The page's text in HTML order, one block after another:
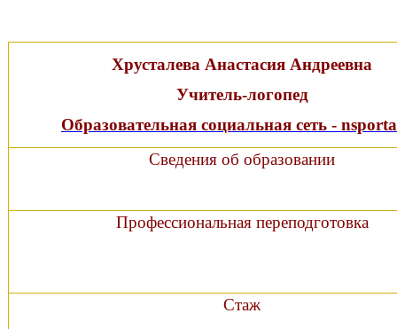
Хрусталева Анастасия Андреевна
Учитель-логопед
Образовательная социальная сеть -
Сведения об образовании
Профессиональная переподготовка
Стаж